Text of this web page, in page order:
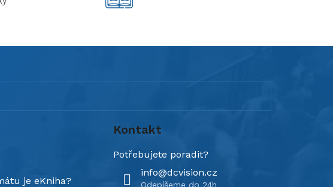
je eKniha?
Kontakt
info@dcvision.cz